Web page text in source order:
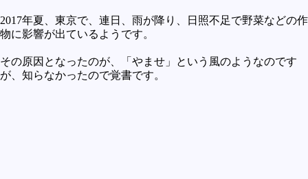
冬・冷え性対策
生活
料理とか食べ物
2017年夏、東京で、連日、雨が降り、日照不足で野菜などの作
物に影響が出ているようです。
その原因となったのが、「やませ」という風のようなのです
が、知らなかったので覚書です。